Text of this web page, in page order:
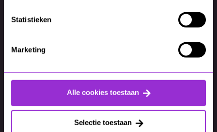
Statistieken
Marketing
Alle cookies toestaan
Selectie toestaan
Waardevolle content blijft
winnen